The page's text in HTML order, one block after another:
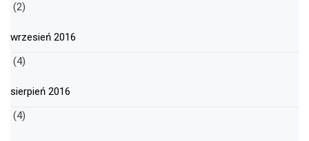
(2)
wrzesień 2016
(4)
sierpień 2016
(4)